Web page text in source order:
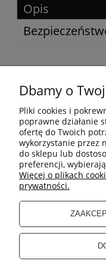
Opis
elastycznego tiulu.
dzięki czemu
sylwetki. Zielona
charakteru, a
lekkość.
Skład:
Materiał główny: 90%
Drugi materiał: 80%
Bielizna
Aby bielizna służyła Ci
Dbamy o
Pliki cookies i
poprawne działanie
ofertę do Twoich
wykorzystanie przez
do sklepu lub
preferencji,
Więcej o plikach
prywatności.